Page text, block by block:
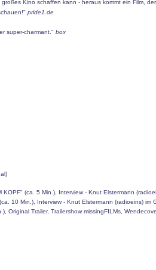
Kino schaffen kann - heraus kommt ein Film,
pride1.de
super-charmant." box
KOPF" (ca. 5 Min.), Interview - Knut Elstermann
10 Min.), Interview - Knut Elstermann (radioeins) im
Original Trailer, Trailershow missingFILMs,